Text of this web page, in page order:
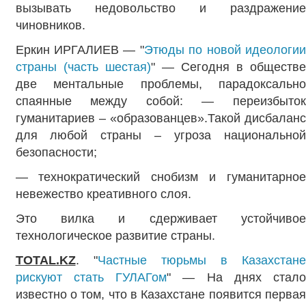
вызывать недовольство и раздражение
чиновников.
Еркин ИРГАЛИЕВ — "Этюды по новой идеологии
страны (часть шестая)" — Сегодня в обществе
две ментальные проблемы, парадоксально
спаянные между собой: — переизбыток
гуманитариев – «образованцев».Такой дисбаланс
для любой страны – угроза национальной
безопасности;
— технократический снобизм и гуманитарное
невежество креативного слоя.
Это вилка и сдерживает устойчивое
технологическое развитие страны.
TOTAL.KZ. "Частные тюрьмы в Казахстане
рискуют стать ГУЛАГом" — На днях стало
известно о том, что в Казахстане появится первая